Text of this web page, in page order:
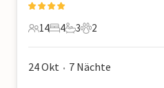
14 Gäste
14
4 Schlafzimmer
4
3 Badezimmer
3
2 Haustiere
2
24 Okt • 7 Nächte